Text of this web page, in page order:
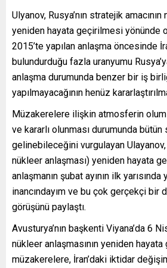
Ulyanov, Rusya’nın stratejik
yeniden hayata geçirilmesi yönünde
2015’te yapılan anlaşma öncesinde
bulundurduğu fazla uranyumu
anlaşma durumunda benzer bir iş
yapılmayacağının henüz
Müzakerelere ilişkin atmosferin
ve kararlı olunması durumunda
gelinebileceğini vurgulayan Ulayanov,
nükleer anlaşması) yeniden hayata
anlaşmanın şubat ayının ilk
inancındayım ve bu çok gerçekçi bir
görüşünü paylaştı.
Avusturya’nın başkenti Viyana’da 6
nükleer anlaşmasının yeniden
müzakerelere, İran’daki iktidar